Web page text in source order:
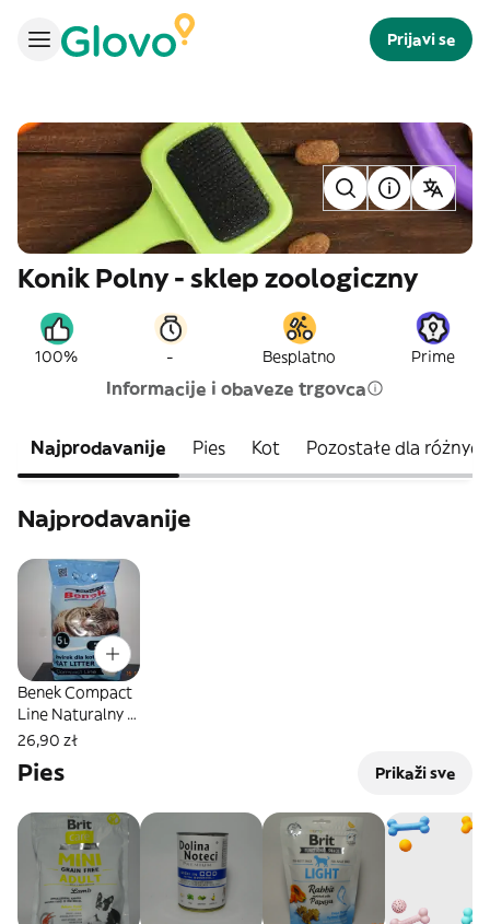
Prijavi se
Konik Polny - sklep zoologiczny
100% - Besplatno Prime
Informacije i obaveze trgovca
Najprodavanije Pies Kot Pozostałe dla
Najprodavanije
Benek Compact
Line Naturalny 5
L
26,90 zł
Pies Prikaži sve